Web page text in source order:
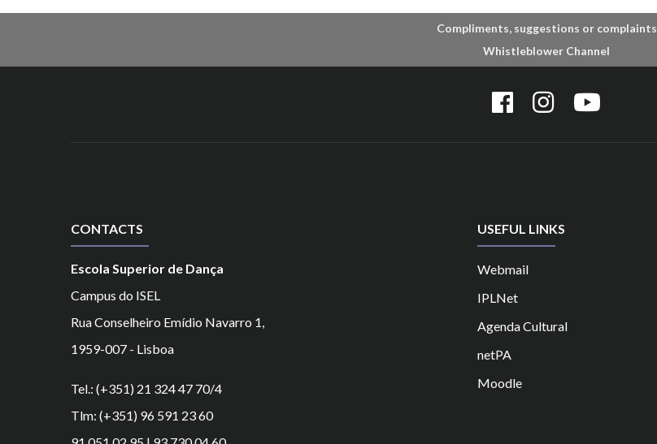
Compliments, suggestions or complaints
Whistleblower Channel
CONTACTS
Escola Superior de Dança
Campus do ISEL
Rua Conselheiro Emídio Navarro 1,
1959-007 - Lisboa
Tel.: (+351) 21 324 47 70/4
Tlm: (+351) 96 591 23 60
USEFUL LINKS
Webmail
IPLNet
Agenda Cultural
netPA
Moodle